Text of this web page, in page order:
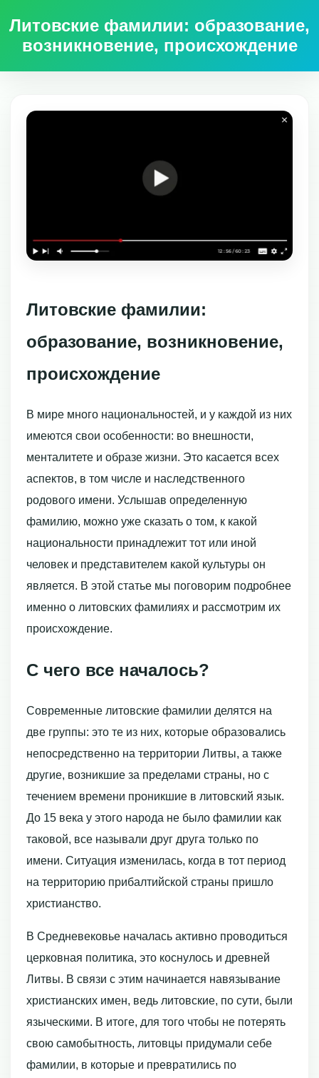
Литовские фамилии: образование,
возникновение, происхождение
Литовские фамилии:
образование, возникновение,
происхождение
В мире много национальностей, и у каждой из них
имеются свои особенности: во внешности,
менталитете и образе жизни. Это касается всех
аспектов, в том числе и наследственного
родового имени. Услышав определенную
фамилию, можно уже сказать о том, к какой
национальности принадлежит тот или иной
человек и представителем какой культуры он
является. В этой статье мы поговорим подробнее
именно о литовских фамилиях и рассмотрим их
происхождение.
С чего все началось?
Современные литовские фамилии делятся на
две группы: это те из них, которые образовались
непосредственно на территории Литвы, а также
другие, возникшие за пределами страны, но с
течением времени проникшие в литовский язык.
До 15 века у этого народа не было фамилии как
таковой, все называли друг друга только по
имени. Ситуация изменилась, когда в тот период
на территорию прибалтийской страны пришло
христианство.
В Средневековье началась активно проводиться
церковная политика, это коснулось и древней
Литвы. В связи с этим начинается навязывание
христианских имен, ведь литовские, по сути, были
языческими. В итоге, для того чтобы не потерять
свою самобытность, литовцы придумали себе
фамилии, в которые и превратились по